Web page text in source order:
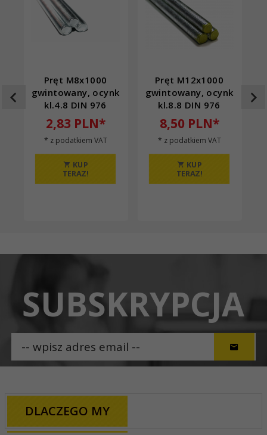
Pręt M8x1000
gwintowany, ocynk
kl.4.8 DIN 976
2,83 PLN*
* z podatkiem VAT
KUP
TERAZ!
Pręt M12x1000
gwintowany, ocynk
kl.8.8 DIN 976
8,50 PLN*
* z podatkiem VAT
KUP
TERAZ!
SUBSKRYPCJA
DLACZEGO MY